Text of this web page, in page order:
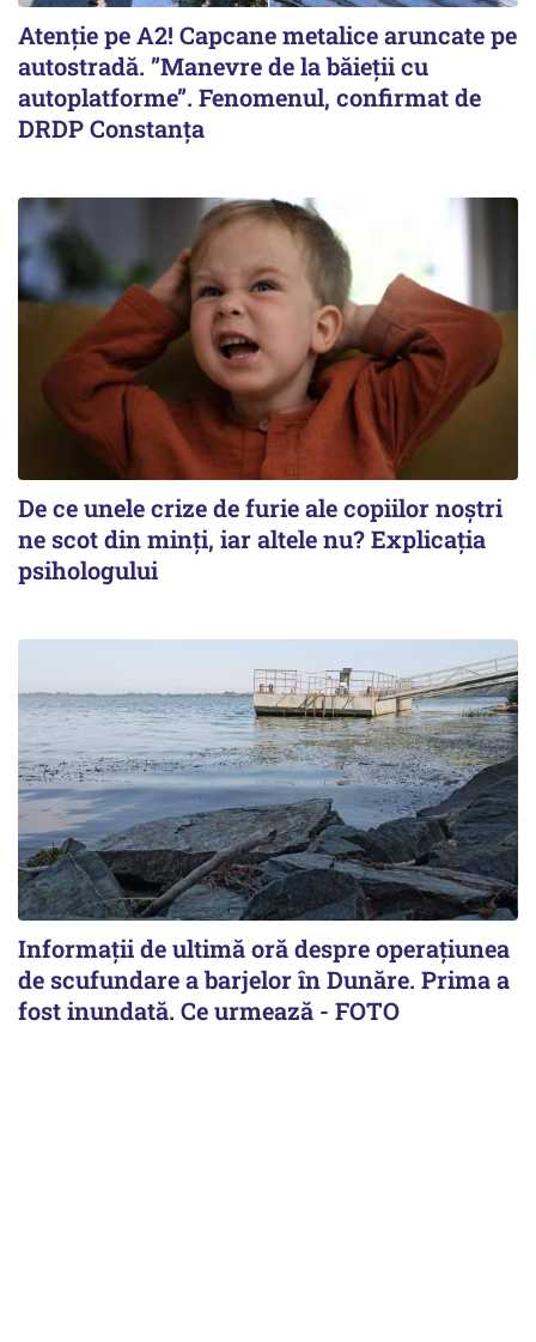
Atenție pe A2! Capcane metalice aruncate pe
autostradă. ”Manevre de la băieții cu
autoplatforme”. Fenomenul, confirmat de
DRDP Constanța
De ce unele crize de furie ale copiilor noștri
ne scot din minți, iar altele nu? Explicația
psihologului
Informații de ultimă oră despre operațiunea
de scufundare a barjelor în Dunăre. Prima a
fost inundată. Ce urmează - FOTO